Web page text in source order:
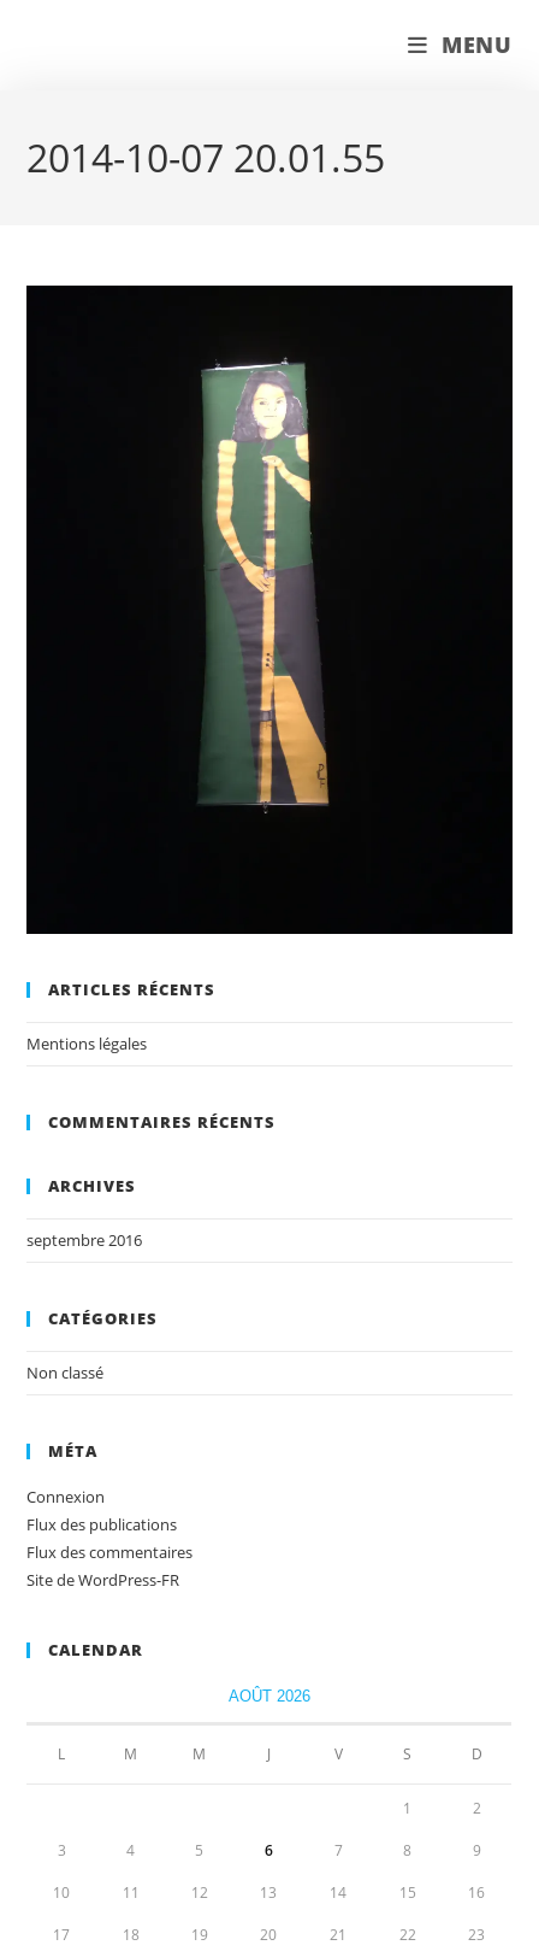
MENU
2014-10-07 20.01.55
ARTICLES RÉCENTS
Mentions légales
COMMENTAIRES RÉCENTS
ARCHIVES
septembre 2016
CATÉGORIES
Non classé
MÉTA
Connexion
Flux des publications
Flux des commentaires
Site de WordPress-FR
CALENDAR
AOÛT 2026
L M M J V S D
1 2
3 4 5 6 7 8 9
10 11 12 13 14 15 16
17 18 19 20 21 22 23